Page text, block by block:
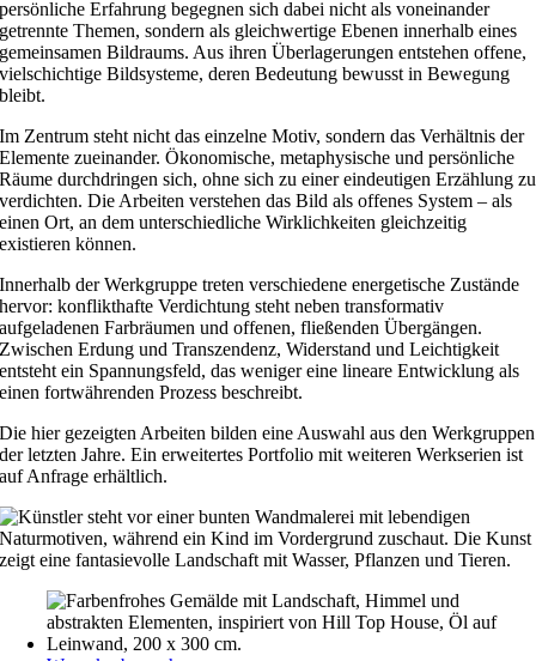
persönliche Erfahrung begegnen sich dabei nicht als voneinander
getrennte Themen, sondern als gleichwertige Ebenen innerhalb eines
gemeinsamen Bildraums. Aus ihren Überlagerungen entstehen offene,
vielschichtige Bildsysteme, deren Bedeutung bewusst in Bewegung
bleibt.
Im Zentrum steht nicht das einzelne Motiv, sondern das Verhältnis der
Elemente zueinander. Ökonomische, metaphysische und persönliche
Räume durchdringen sich, ohne sich zu einer eindeutigen Erzählung zu
verdichten. Die Arbeiten verstehen das Bild als offenes System – als
einen Ort, an dem unterschiedliche Wirklichkeiten gleichzeitig
existieren können.
Innerhalb der Werkgruppe treten verschiedene energetische Zustände
hervor: konflikthafte Verdichtung steht neben transformativ
aufgeladenen Farbräumen und offenen, fließenden Übergängen.
Zwischen Erdung und Transzendenz, Widerstand und Leichtigkeit
entsteht ein Spannungsfeld, das weniger eine lineare Entwicklung als
einen fortwährenden Prozess beschreibt.
Die hier gezeigten Arbeiten bilden eine Auswahl aus den Werkgruppen
der letzten Jahre. Ein erweitertes Portfolio mit weiteren Werkserien ist
auf Anfrage erhältlich.